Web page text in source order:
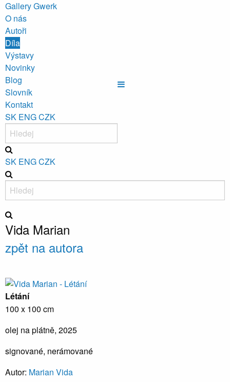
Gallery Gwerk
O nás
Autoři
Díla
Výstavy
Novinky
Blog
Slovník
Kontakt
SK ENGCZK
SK ENGCZK
Vida Marian
zpět na autora
Létání
100 x 100 cm
olej na plátně, 2025
signované, nerámované
Autor: Marian Vida